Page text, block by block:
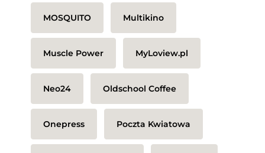
MOSQUITO Multikino
Muscle Power MyLoview.pl
Neo24 Oldschool Coffee
Onepress Poczta Kwiatowa